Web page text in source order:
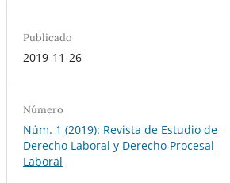
Publicado
2019-11-26
Número
Núm. 1 (2019): Revista de Estudio de
Derecho Laboral y Derecho Procesal
Laboral